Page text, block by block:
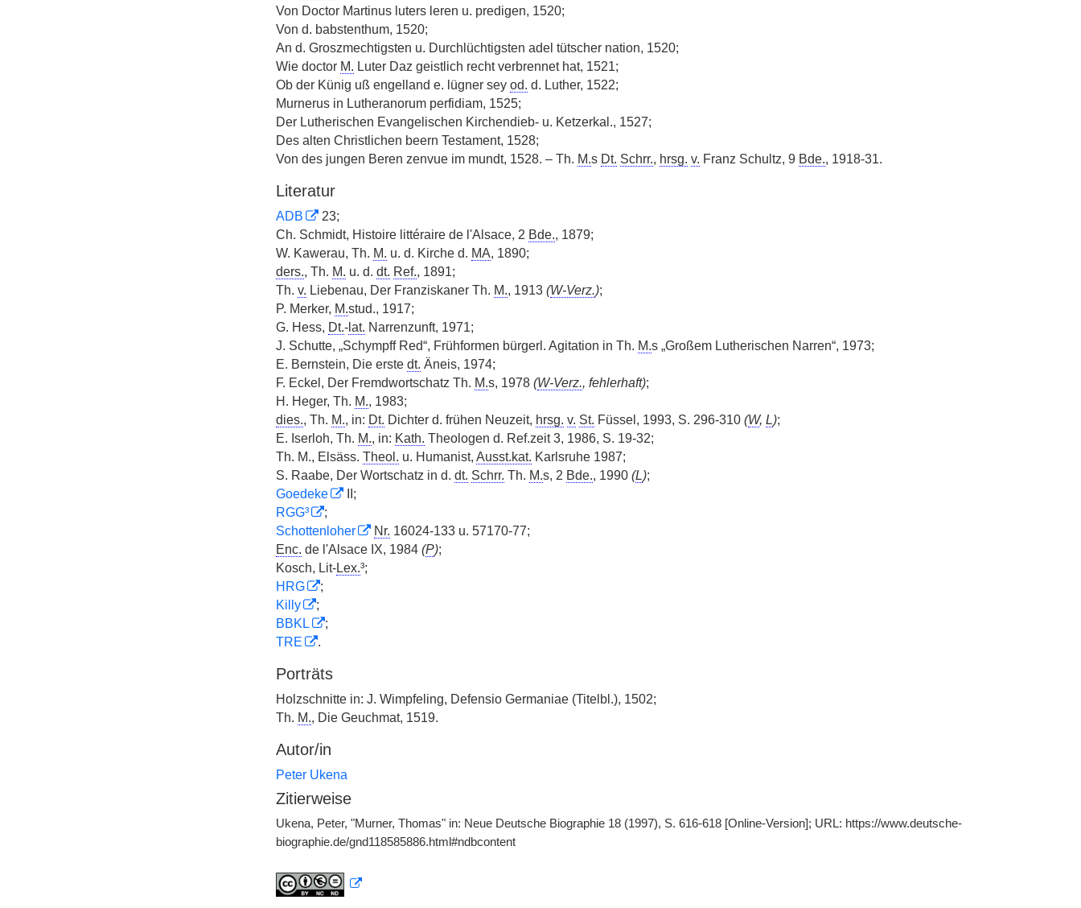
Von Doctor Martinus luters leren u. predigen, 1520;
Von d. babstenthum, 1520;
An d. Groszmechtigsten u. Durchlüchtigsten adel tütscher nation, 1520;
Wie doctor M. Luter Daz geistlich recht verbrennet hat, 1521;
Ob der Künig uß engelland e. lügner sey od. d. Luther, 1522;
Murnerus in Lutheranorum perfidiam, 1525;
Der Lutherischen Evangelischen Kirchendieb- u. Ketzerkal., 1527;
Des alten Christlichen beern Testament, 1528;
Von des jungen Beren zenvue im mundt, 1528. – Th. M.s Dt. Schrr., hrsg. v. Franz Schultz, 9 Bde., 1918-31.
Literatur
ADB
23;
Ch. Schmidt, Histoire littéraire de l'Alsace, 2 Bde., 1879;
W. Kawerau, Th. M. u. d. Kirche d. MA, 1890;
ders., Th. M. u. d. dt. Ref., 1891;
Th. v. Liebenau, Der Franziskaner Th. M., 1913 (W-Verz.);
P. Merker, M.stud., 1917;
G. Hess, Dt.-lat. Narrenzunft, 1971;
J. Schutte, „Schympff Red“, Frühformen bürgerl. Agitation in Th. M.s „Großem Lutherischen Narren“, 1973;
E. Bernstein, Die erste dt. Äneis, 1974;
F. Eckel, Der Fremdwortschatz Th. M.s, 1978 (W-Verz., fehlerhaft);
H. Heger, Th. M., 1983;
dies., Th. M., in: Dt. Dichter d. frühen Neuzeit, hrsg. v. St. Füssel, 1993, S. 296-310 (W, L);
E. Iserloh, Th. M., in: Kath. Theologen d. Ref.zeit 3, 1986, S. 19-32;
Th. M., Elsäss. Theol. u. Humanist, Ausst.kat. Karlsruhe 1987;
S. Raabe, Der Wortschatz in d. dt. Schrr. Th. M.s, 2 Bde., 1990 (L);
Goedeke
II;
RGG³
;
Schottenloher
Nr. 16024-133 u. 57170-77;
Enc. de l'Alsace IX, 1984 (P);
Kosch, Lit-Lex.³;
HRG
;
Killy
;
BBKL
;
TRE
.
Porträts
Holzschnitte in: J. Wimpfeling, Defensio Germaniae (Titelbl.), 1502;
Th. M., Die Geuchmat, 1519.
Autor/in
Peter Ukena
Zitierweise
Ukena, Peter, "Murner, Thomas" in: Neue Deutsche Biographie 18 (1997), S. 616-618 [Online-Version]; URL: https://www.deutsche-
biographie.de/gnd118585886.html#ndbcontent